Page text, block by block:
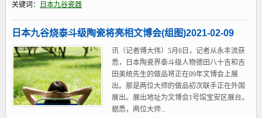
关键词：
日本九谷瓷器
日本九谷烧泰斗级陶瓷将亮相文博会(组图)2021-02-09
讯（记者傅大伟）5月6日，记者从永丰流获
悉，日本陶瓷界泰斗级人物德田八十吉和吉
田美统先生的做品将正在09年文博会上展
出。那是两位大师的做品初次联手正在外国
展出。展出地址为文博会1号馆宝安区展台。
据悉，两位大师...